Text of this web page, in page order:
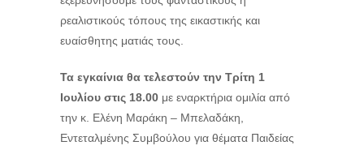
ρεαλιστικούς τόπους της εικαστικής και
ευαίσθητης ματιάς τους.
Τα εγκαίνια θα τελεστούν την Τρίτη 1
Ιουλίου στις 18.00 με εναρκτήρια ομιλία από
την κ. Ελένη Μαράκη – Μπελαδάκη,
Εντεταλμένης Συμβούλου για θέματα Παιδείας